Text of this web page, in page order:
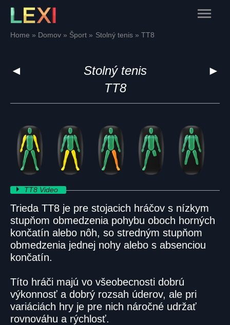
Skip
content
Main
Home Domov Šport Stolný tenis TT8
◄ ►
Stolný tenis
TT8
TT8 Video
Trieda TT8 je pre stojacich hráčov s nízkym
stupňom obmedzenia pohybu oboch horných
končatín alebo nôh, so stredným stupňom
obmedzenia jednej nohy alebo s absenciou
končatín.
Títo hráči majú vo všeobecnosti dobrú
výkonnosť a dobrý rozsah úderov, ale pri
variáciách hry je pre nich náročné udržať
rovnováhu a rýchlosť.